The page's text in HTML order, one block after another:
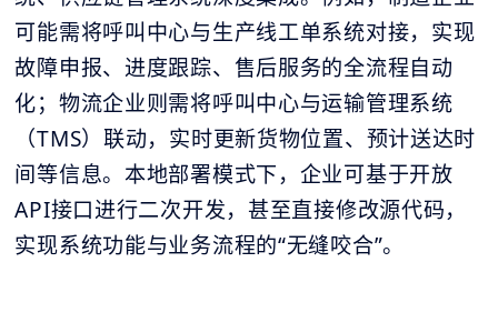
可能需将呼叫中心与生产线工单系统对接，实现
故障申报、进度跟踪、售后服务的全流程自动
化；物流企业则需将呼叫中心与运输管理系统
（TMS）联动，实时更新货物位置、预计送达时
间等信息。本地部署模式下，企业可基于开放
API接口进行二次开发，甚至直接修改源代码，
实现系统功能与业务流程的“无缝咬合”。